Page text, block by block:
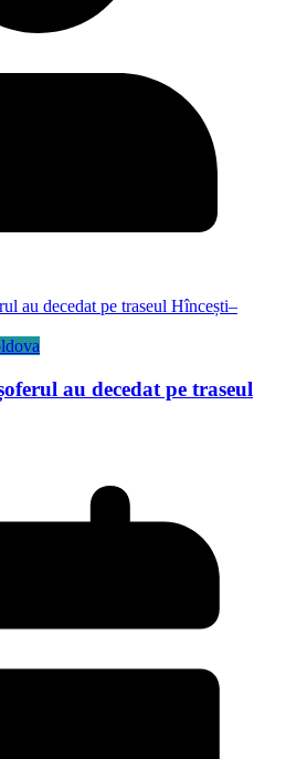
au decedat pe traseul